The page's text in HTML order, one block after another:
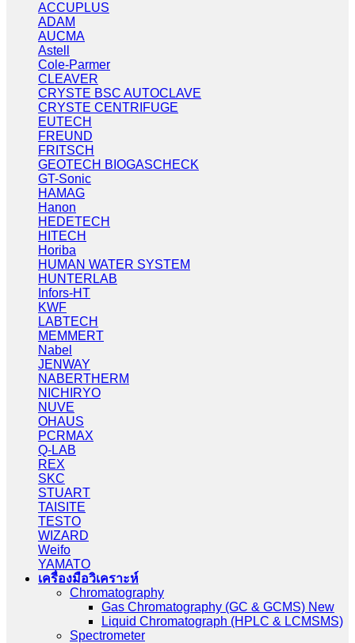
ACCUPLUS
ADAM
AUCMA
Astell
Cole-Parmer
CLEAVER
CRYSTE BSC AUTOCLAVE
CRYSTE CENTRIFUGE
EUTECH
FREUND
FRITSCH
GEOTECH BIOGASCHECK
GT-Sonic
HAMAG
Hanon
HEDETECH
HITECH
Horiba
HUMAN WATER SYSTEM
HUNTERLAB
Infors-HT
KWF
LABTECH
MEMMERT
Nabel
JENWAY
NABERTHERM
NICHIRYO
NUVE
OHAUS
PCRMAX
Q-LAB
REX
SKC
STUART
TAISITE
TESTO
WIZARD
Weifo
YAMATO
เครื่องมือวิเคราะห์
Chromatography
Gas Chromatography (GC & GCMS) New
Liquid Chromatograph (HPLC & LCMSMS)
Spectrometer